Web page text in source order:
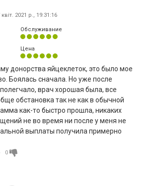
квіт. 2021 р., 19:31:16
Обслуживание
Цена
донорства яйцеклеток, это было мое
Боялась сначала. Но уже после
врач хорошая была, все
обстановка так не как в обычной
как-то быстро прошла, никаких
не во время ни после у меня не
выплаты получила примерно
0